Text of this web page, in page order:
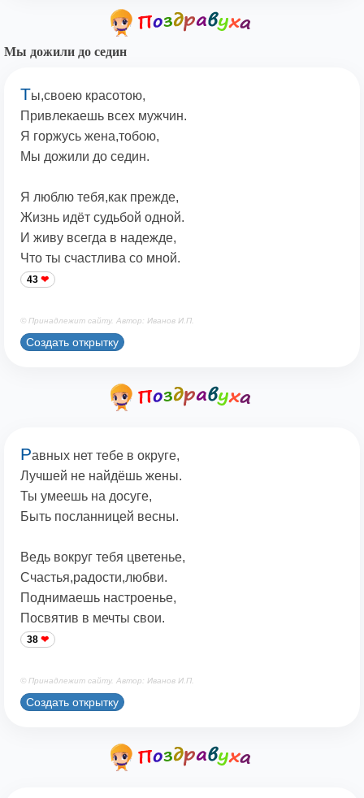
Мы дожили до седин
Ты,своею красотою,
Привлекаешь всех мужчин.
Я горжусь жена,тобою,
Мы дожили до седин.
Я люблю тебя,как прежде,
Жизнь идёт судьбой одной.
И живу всегда в надежде,
Что ты счастлива со мной.
43
© Принадлежит сайту. Автор: Иванов И.П.
Создать открытку
Равных нет тебе в округе,
Лучшей не найдёшь жены.
Ты умеешь на досуге,
Быть посланницей весны.
Ведь вокруг тебя цветенье,
Счастья,радости,любви.
Поднимаешь настроенье,
Посвятив в мечты свои.
38
© Принадлежит сайту. Автор: Иванов И.П.
Создать открытку